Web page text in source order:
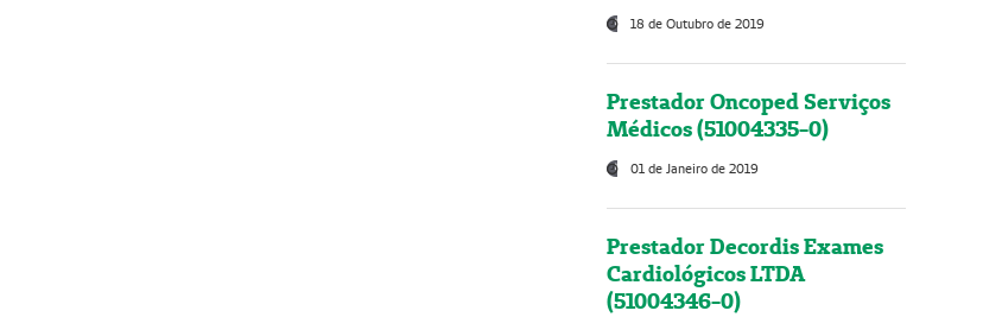
18 de Outubro de 2019
Prestador Oncoped Serviços
Médicos (51004335-0)
01 de Janeiro de 2019
Prestador Decordis Exames
Cardiológicos LTDA
(51004346-0)